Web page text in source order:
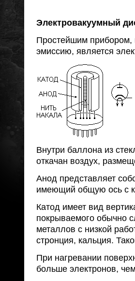
Электровакуумный
Простейшим
эмиссию, является
Внутри баллона из
откачан воздух,
Анод представляет
имеющий общую ось с
Катод имеет вид
покрываемого обычно
металлов с низкой
стронция, кальция.
При нагревании
больше электронов,